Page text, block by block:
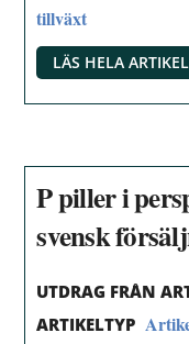
tillväxt
LÄS HELA
P piller i
svensk
UTDRAG FRÅN
ARTIKELTYP